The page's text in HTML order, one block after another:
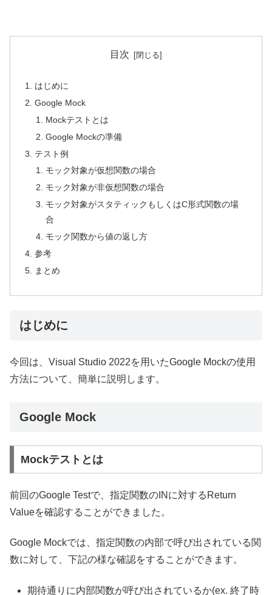
目次
はじめに
Google Mock
Mockテストとは
Google Mockの準備
テスト例
モック対象が仮想関数の場合
モック対象が非仮想関数の場合
モック対象がスタティックもしくはC形式関数の場
合
モック関数から値の返し方
参考
まとめ
はじめに
今回は、Visual Studio 2022を用いたGoogle Mockの使用
方法について、簡単に説明します。
Google Mock
Mockテストとは
前回のGoogle Testで、指定関数のINに対するReturn
Valueを確認することができました。
Google Mockでは、指定関数の内部で呼び出されている関
数に対して、下記の様な確認をすることができます。
期待通りに内部関数が呼び出されているか(ex. 終了時